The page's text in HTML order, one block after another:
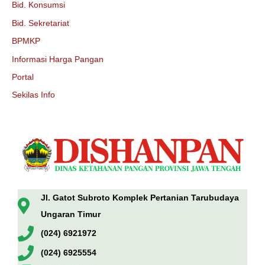
Bid. Konsumsi
Bid. Sekretariat
BPMKP
Informasi Harga Pangan
Portal
Sekilas Info
Jl. Gatot Subroto Komplek Pertanian Tarubudaya
Ungaran Timur
(024) 6921972
(024) 6925554